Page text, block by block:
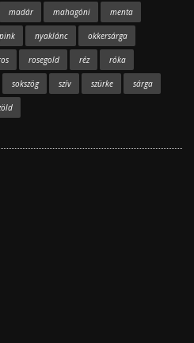
madár mahagóni menta
nyaklánc okkersárga
rosegold réz róka
sokszög szív szürke sárga